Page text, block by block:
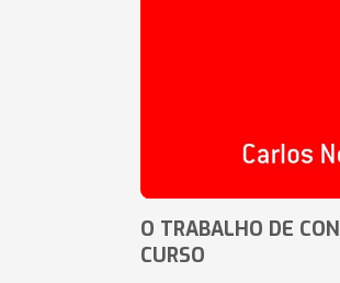
O TRABALHO DE
CURSO